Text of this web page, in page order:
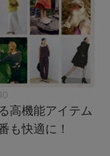
高機能アイテム
も快適に！